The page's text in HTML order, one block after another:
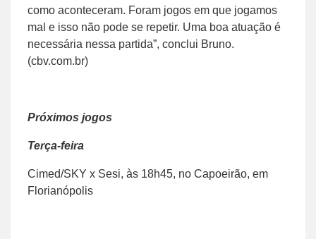
como aconteceram. Foram jogos em que jogamos
mal e isso não pode se repetir. Uma boa atuação é
necessária nessa partida”, conclui Bruno.
(cbv.com.br)
Próximos jogos
Terça-feira
Cimed/SKY x Sesi, às 18h45, no Capoeirão, em
Florianópolis